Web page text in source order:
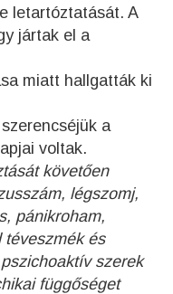
letartóztatását. A
jártak el a
miatt hallgatták ki
a
voltak.
követően
légszomj,
pánikroham,
téveszmék és
szerek
függőséget